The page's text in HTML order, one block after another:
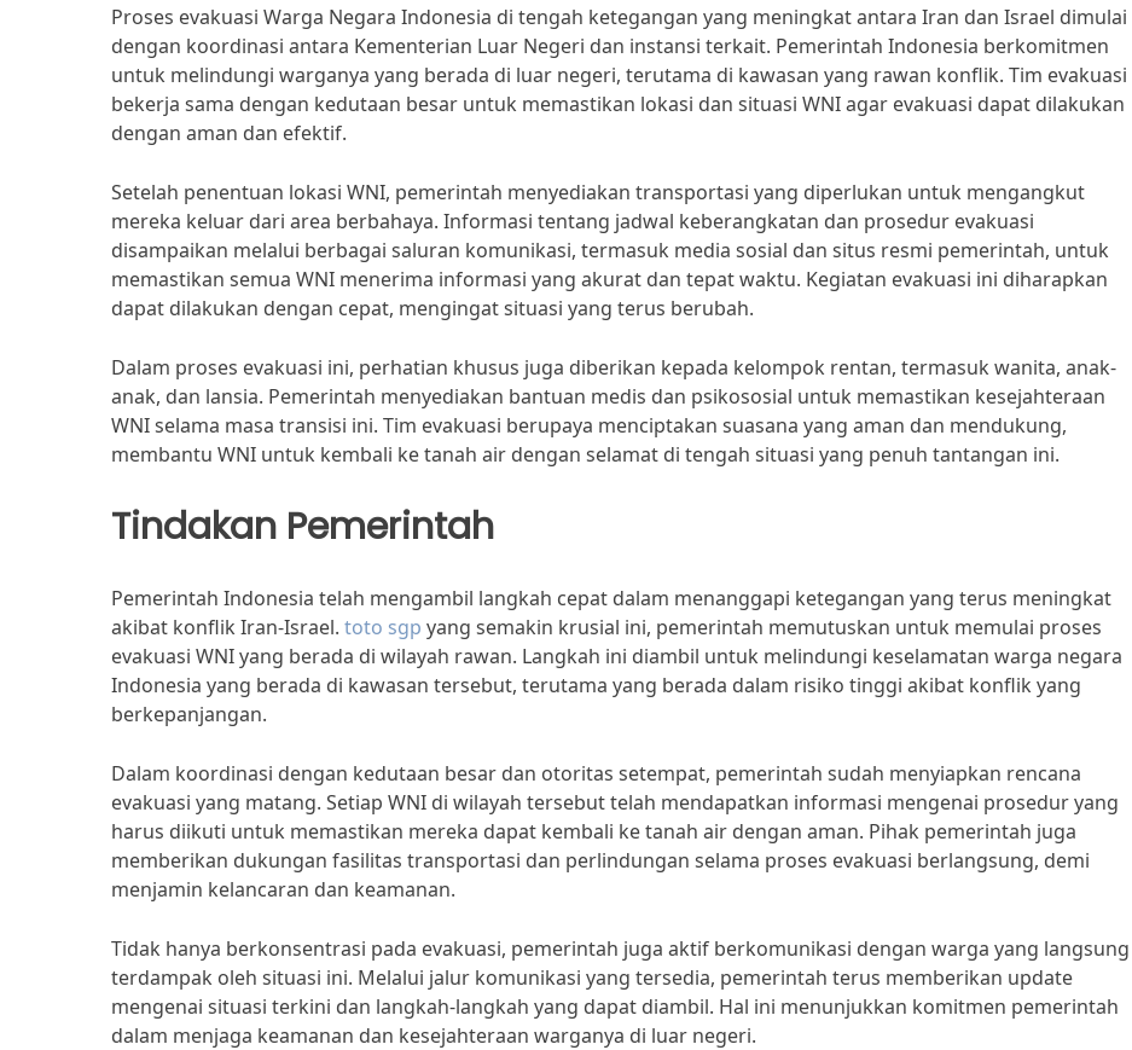
Proses evakuasi Warga Negara Indonesia di tengah ketegangan yang meningkat antara Iran dan Israel dimulai
dengan koordinasi antara Kementerian Luar Negeri dan instansi terkait. Pemerintah Indonesia berkomitmen
untuk melindungi warganya yang berada di luar negeri, terutama di kawasan yang rawan konflik. Tim evakuasi
bekerja sama dengan kedutaan besar untuk memastikan lokasi dan situasi WNI agar evakuasi dapat dilakukan
dengan aman dan efektif.
Setelah penentuan lokasi WNI, pemerintah menyediakan transportasi yang diperlukan untuk mengangkut
mereka keluar dari area berbahaya. Informasi tentang jadwal keberangkatan dan prosedur evakuasi
disampaikan melalui berbagai saluran komunikasi, termasuk media sosial dan situs resmi pemerintah, untuk
memastikan semua WNI menerima informasi yang akurat dan tepat waktu. Kegiatan evakuasi ini diharapkan
dapat dilakukan dengan cepat, mengingat situasi yang terus berubah.
Dalam proses evakuasi ini, perhatian khusus juga diberikan kepada kelompok rentan, termasuk wanita, anak-
anak, dan lansia. Pemerintah menyediakan bantuan medis dan psikososial untuk memastikan kesejahteraan
WNI selama masa transisi ini. Tim evakuasi berupaya menciptakan suasana yang aman dan mendukung,
membantu WNI untuk kembali ke tanah air dengan selamat di tengah situasi yang penuh tantangan ini.
Tindakan Pemerintah
Pemerintah Indonesia telah mengambil langkah cepat dalam menanggapi ketegangan yang terus meningkat
akibat konflik Iran-Israel. toto sgp yang semakin krusial ini, pemerintah memutuskan untuk memulai proses
evakuasi WNI yang berada di wilayah rawan. Langkah ini diambil untuk melindungi keselamatan warga negara
Indonesia yang berada di kawasan tersebut, terutama yang berada dalam risiko tinggi akibat konflik yang
berkepanjangan.
Dalam koordinasi dengan kedutaan besar dan otoritas setempat, pemerintah sudah menyiapkan rencana
evakuasi yang matang. Setiap WNI di wilayah tersebut telah mendapatkan informasi mengenai prosedur yang
harus diikuti untuk memastikan mereka dapat kembali ke tanah air dengan aman. Pihak pemerintah juga
memberikan dukungan fasilitas transportasi dan perlindungan selama proses evakuasi berlangsung, demi
menjamin kelancaran dan keamanan.
Tidak hanya berkonsentrasi pada evakuasi, pemerintah juga aktif berkomunikasi dengan warga yang langsung
terdampak oleh situasi ini. Melalui jalur komunikasi yang tersedia, pemerintah terus memberikan update
mengenai situasi terkini dan langkah-langkah yang dapat diambil. Hal ini menunjukkan komitmen pemerintah
dalam menjaga keamanan dan kesejahteraan warganya di luar negeri.